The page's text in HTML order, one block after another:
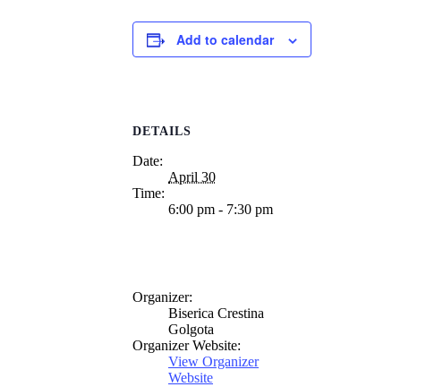
Add to calendar
DETAILS
Date:
April 30
Time:
6:00 pm - 7:30 pm
Organizer:
Biserica Crestina
Golgota
Organizer Website:
View Organizer
Website